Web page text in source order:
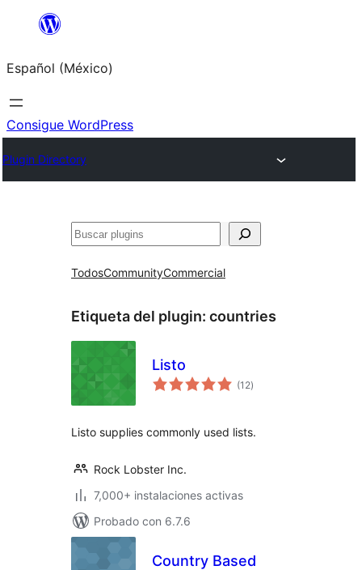
Saltar
contenido
Español (México)
Consigue WordPress
Plugin Directory
Buscar
TodosCommunityCommercial
Etiqueta del plugin: countries
Listo
(12total
de
)
Listo supplies commonly used lists.
Rock Lobster Inc.
7,000+ instalaciones activas
Probado con 6.7.6
Country Based